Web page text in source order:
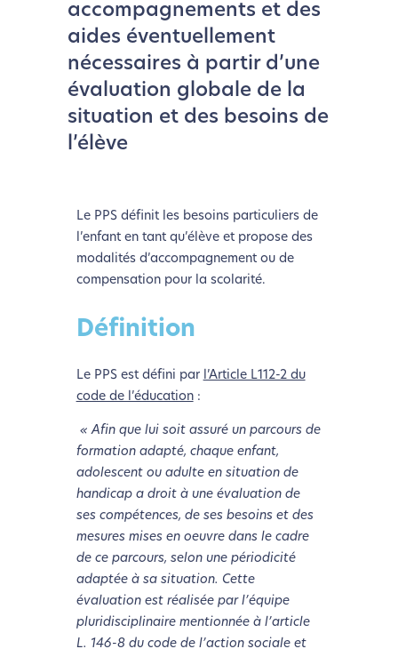
accompagnements et des
aides éventuellement
nécessaires à partir d’une
évaluation globale de la
situation et des besoins de
l’élève
Le PPS définit les besoins particuliers de
l’enfant en tant qu’élève et propose des
modalités d’accompagnement ou de
compensation pour la scolarité.
Définition
Le PPS est défini par l’Article L112-2 du
code de l’éducation:
« Afin que lui soit assuré un parcours de
formation adapté, chaque enfant,
adolescent ou adulte en situation de
handicap a droit à une évaluation de
ses compétences, de ses besoins et des
mesures mises en oeuvre dans le cadre
de ce parcours, selon une périodicité
adaptée à sa situation. Cette
évaluation est réalisée par l’équipe
pluridisciplinaire mentionnée à l’article
L. 146-8 du code de l’action sociale et